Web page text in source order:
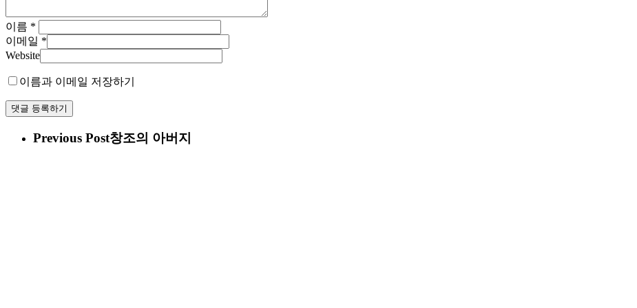
이름 *
이메일 *
Website
이름과 이메일 저장하기
Previous Post창조의 아버지